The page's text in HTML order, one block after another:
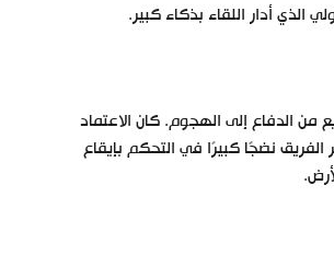
الذي أدار اللقاء بذكاء كبير.
الدفاع إلى الهجوم. كان الاعتماد
نضجًا كبيرًا في التحكم بإيقاع